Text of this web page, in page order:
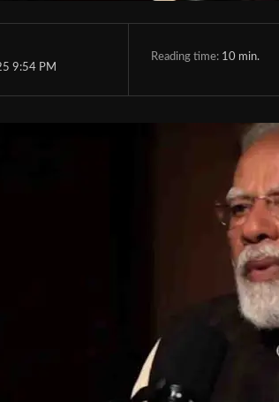
9:54 PM
Reading time: 10min.